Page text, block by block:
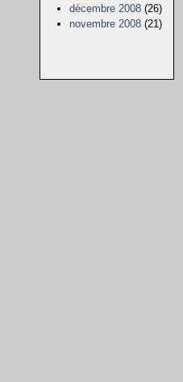
décembre 2008 (26)
novembre 2008 (21)